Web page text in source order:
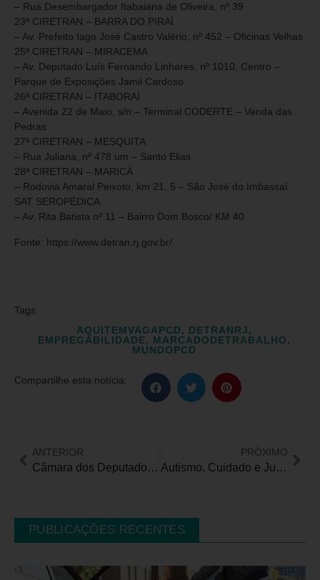
– Rua Desembargador Itabaiana de Oliveira, nº 39
23ª CIRETRAN – BARRA DO PIRAÍ
– Av. Prefeito Iago José Castro Valério, nº 452 – Oficinas Velhas
25ª CIRETRAN – MIRACEMA
– Av. Deputado Luís Fernando Linhares, nº 1010, Centro –
Parque de Exposições Jamil Cardoso
26ª CIRETRAN – ITABORAÍ
– Avenida 22 de Maio, s/n – Terminal CODERTE – Venda das
Pedras
27ª CIRETRAN – MESQUITA
– Rua Juliana, nº 478 um – Santo Elias
28ª CIRETRAN – MARICÁ
– Rodovia Amaral Peixoto, km 21, 5 – São José do Imbassaí
SAT SEROPÉDICA
– Av. Rita Batista nº 11 – Bairro Dom Bosco/ KM 40
Fonte: https://www.detran.rj.gov.br/
Tags
AQUITEMVAGAPCD, DETRANRJ,
EMPREGABILIDADE, MARCADODETRABALHO,
MUNDOPCD
Compartilhe esta notícia:
ANTERIOR
Câmara dos Deputados aprova projeto que endurece pena para maus-tratos contra pessoas com deficiência
PRÓXIMO
Autismo, Cuidado e Justiça: Pará recebe seminário nacional sobre inclusão e direitos humanos
PUBLICAÇÕES RECENTES